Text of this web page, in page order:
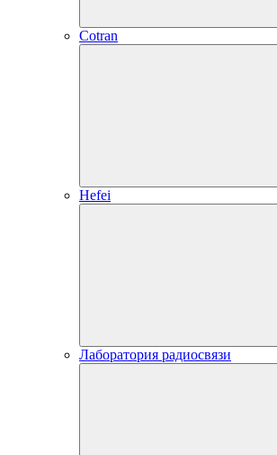
Cotran
Hefei
Лаборатория радиосвязи